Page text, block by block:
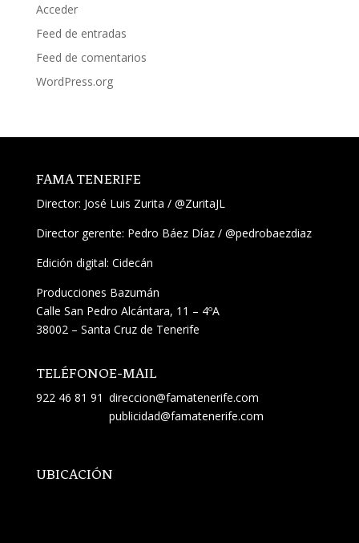
Acceder
Feed de entradas
Feed de comentarios
WordPress.org
FAMA TENERIFE
Director: José Luis Zurita / @ZuritaJL
Director gerente: Pedro Báez Díaz / @pedrobaezdiaz
Edición digital: Cidecán
Producciones Bazumán
Calle San Pedro Alcántara, 11 – 4ºA
38002 – Santa Cruz de Tenerife
TELÉFONO
922 46 81 91
E-MAIL
direccion@famatenerife.com
publicidad@famatenerife.com
UBICACIÓN